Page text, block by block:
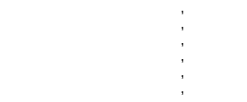
,
,
,
,
,
,